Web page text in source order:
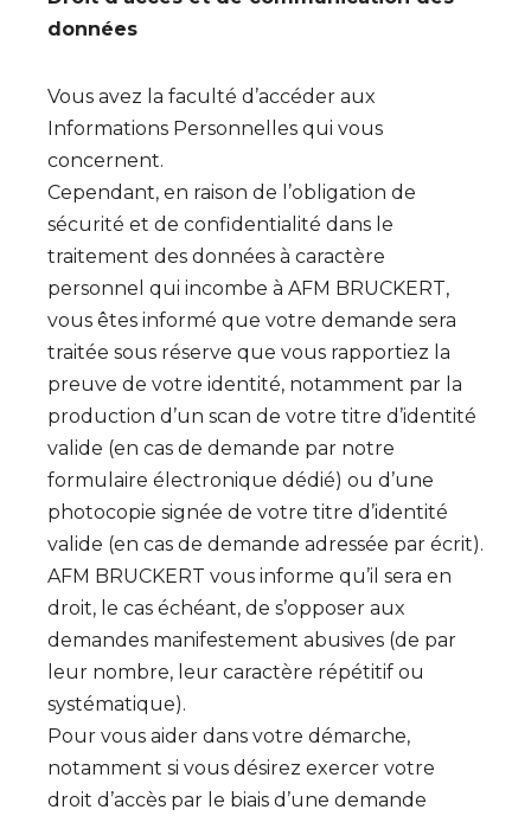
données
Vous avez la faculté d’accéder aux
Informations Personnelles qui vous
concernent.
Cependant, en raison de l’obligation de
sécurité et de confidentialité dans le
traitement des données à caractère
personnel qui incombe à AFM BRUCKERT,
vous êtes informé que votre demande sera
traitée sous réserve que vous rapportiez la
preuve de votre identité, notamment par la
production d’un scan de votre titre d’identité
valide (en cas de demande par notre
formulaire électronique dédié) ou d’une
photocopie signée de votre titre d’identité
valide (en cas de demande adressée par écrit).
AFM BRUCKERT vous informe qu’il sera en
droit, le cas échéant, de s’opposer aux
demandes manifestement abusives (de par
leur nombre, leur caractère répétitif ou
systématique).
Pour vous aider dans votre démarche,
notamment si vous désirez exercer votre
droit d’accès par le biais d’une demande